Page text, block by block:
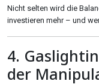
Nicht selten wird die
investieren mehr – und
4.
der